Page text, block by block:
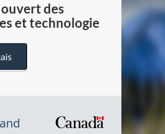
des
et technologie